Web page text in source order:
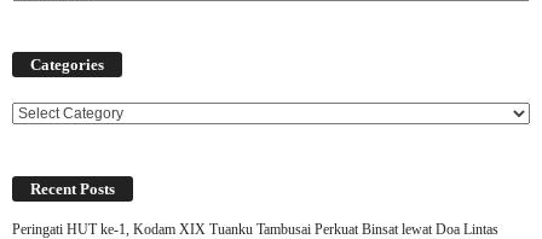
Categories
Categories
Recent Posts
Peringati HUT ke-1, Kodam XIX Tuanku Tambusai Perkuat Binsat lewat Doa Lintas